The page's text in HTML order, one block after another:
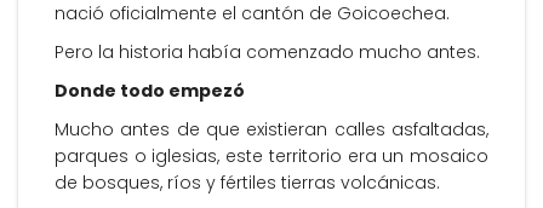
nació oficialmente el cantón de Goicoechea.
Pero la historia había comenzado mucho antes.
Donde todo empezó
Mucho antes de que existieran calles asfaltadas,
parques o iglesias, este territorio era un mosaico
de bosques, ríos y fértiles tierras volcánicas.